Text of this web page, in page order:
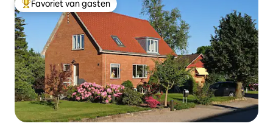
Topfavoriet van gasten
Favoriet van gasten